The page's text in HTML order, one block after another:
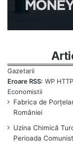
Eroare RSS: WP
Fabrica de
României
Uzina Chimică
Perioada